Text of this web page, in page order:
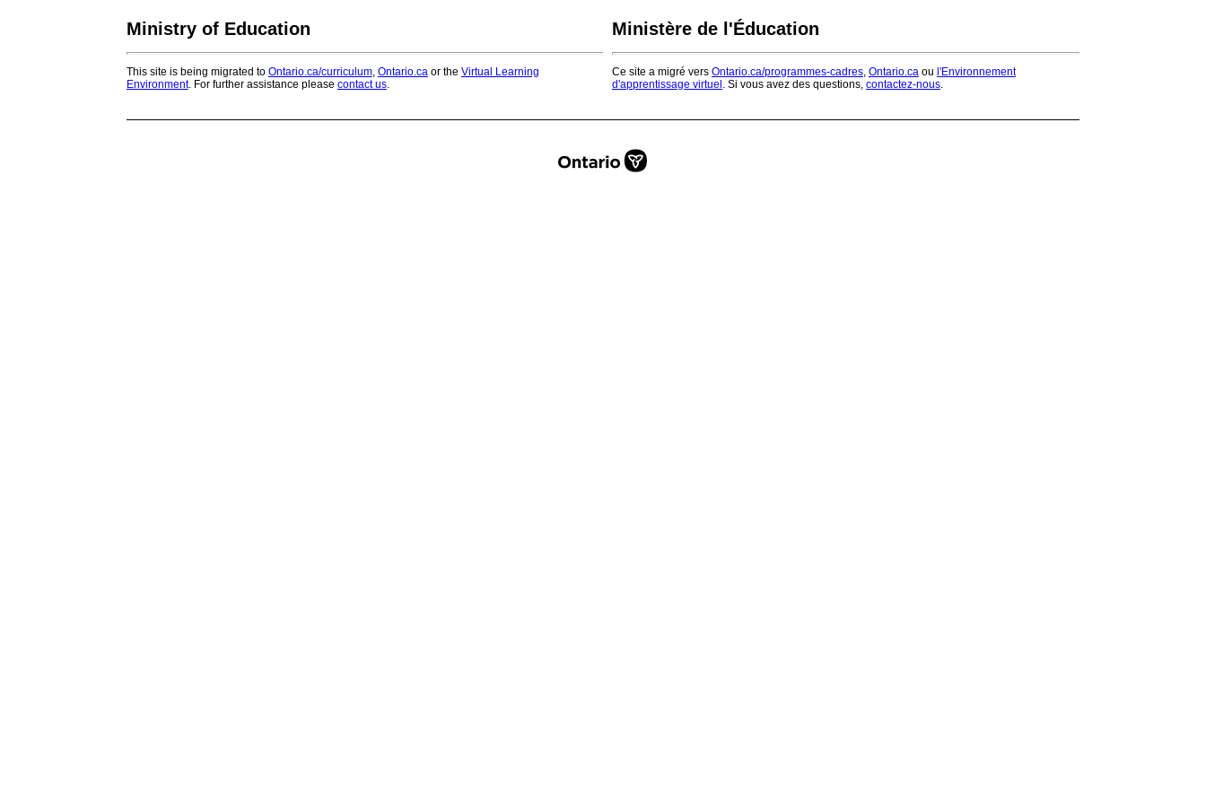
Ministry of Education
This site is being migrated to Ontario.ca/curriculum, Ontario.ca or the Virtual Learning
Environment. For further assistance please contact us.
Ministère de l'Éducation
Ce site a migré vers Ontario.ca/programmes-cadres, Ontario.ca ou l'Environnement
d'apprentissage virtuel . Si vous avez des questions, contactez-nous.